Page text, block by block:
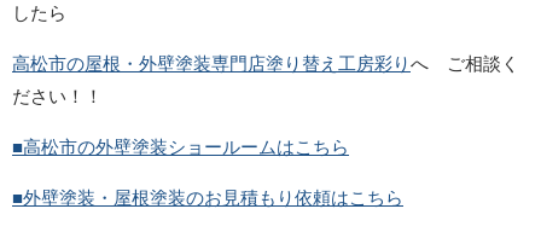
したら
高松市の屋根・外壁塗装専門店塗り替え工房彩りへ ご相談く
ださい！！
■高松市の外壁塗装ショールームはこちら
■外壁塗装・屋根塗装のお見積もり依頼はこちら